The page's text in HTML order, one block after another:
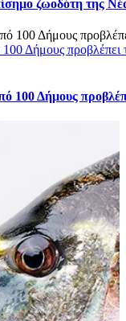
ζωοδότη της
Δήμους
100 Δήμους